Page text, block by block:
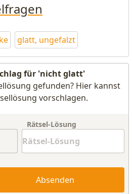
glatt, ungefalzt
für 'nicht glatt'
gefunden? Hier kannst
vorschlagen.
Rätsel-Lösung
Absenden